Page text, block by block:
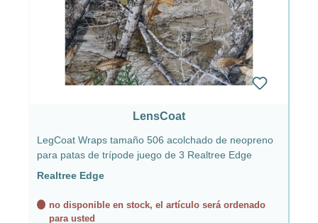
LensCoat
LegCoat Wraps tamaño 506 acolchado de neopreno
para patas de trípode juego de 3 Realtree Edge
Realtree Edge
no disponible en stock, el artículo será ordenado
para usted